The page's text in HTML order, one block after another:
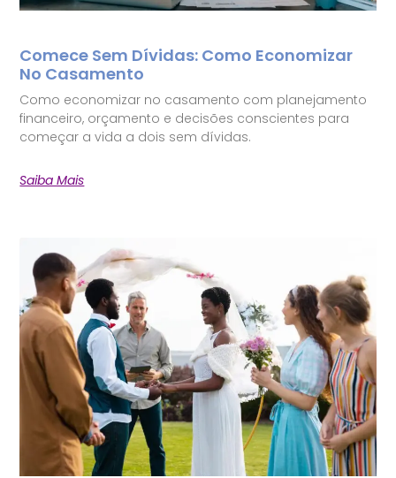
Comece Sem Dívidas: Como Economizar
No Casamento
Como economizar no casamento com planejamento
financeiro, orçamento e decisões conscientes para
começar a vida a dois sem dívidas.
Saiba Mais